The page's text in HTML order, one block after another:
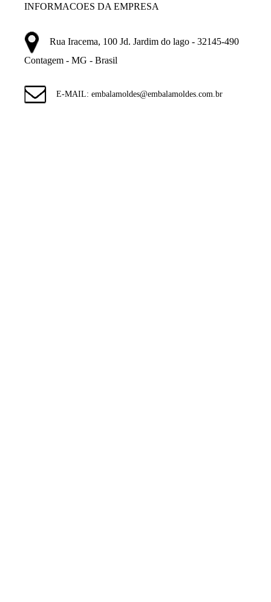
INFORMACOES DA EMPRESA
Rua Iracema, 100 Jd. Jardim do lago - 32145-490
Contagem - MG - Brasil
E-MAIL: embalamoldes@embalamoldes.com.br